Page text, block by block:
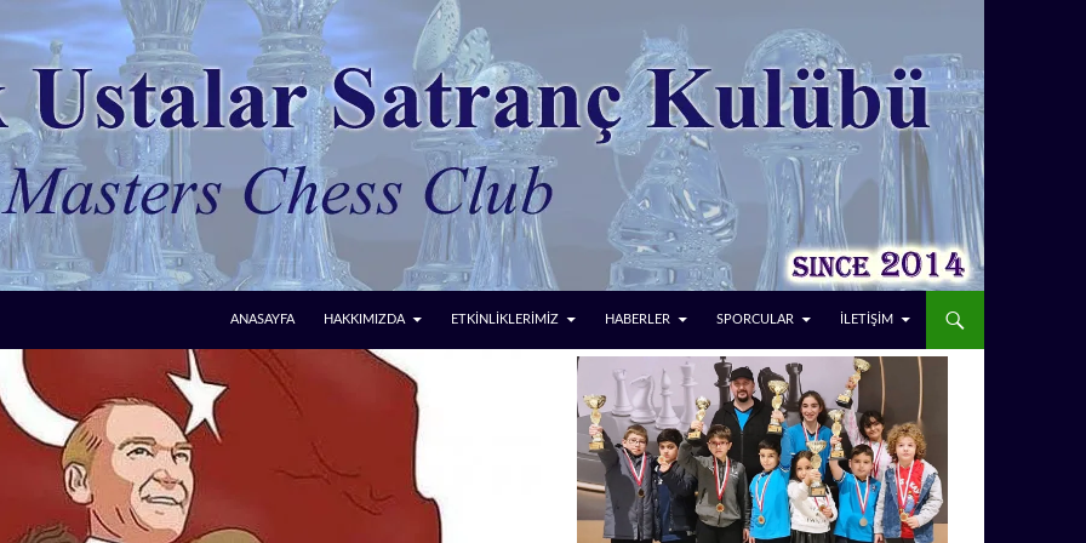
ANASAYFA HAKKIMIZDA ETKİNLİKLERİMİZ HABERLER SPORCULAR İLETİŞİM